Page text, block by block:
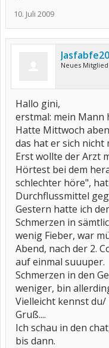
10. Juli 2009
Neues Mitglied
Hallo gini,
erstmal: mein Mann
Hatte Mittwoch
das hat er sich nicht
Erst wollte der Arzt
Hörtest bei dem
schlechter höre",
Durchflussmittel
Gestern hatte ich
Schmerzen in
wenig Fieber, war
Abend, nach der 2.
auf einmal suuuper.
Schmerzen in den
weniger, bin
Vielleicht kennst du/
Gruß....
Ich schau in den
bis dann.